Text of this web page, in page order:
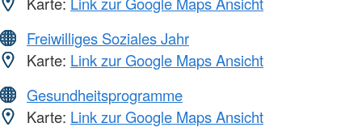
Freiwilliges Soziales Jahr
Karte: Link zur Google Maps Ansicht
Gesundheitsprogramme
Karte: Link zur Google Maps Ansicht